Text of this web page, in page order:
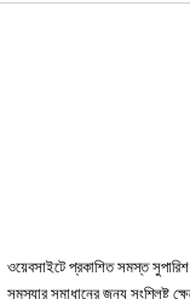
ওয়েবসাইটে প্রকাশিত সমস্ত
সমস্যার সমাধানের জন্য সংশ্লিষ্ট